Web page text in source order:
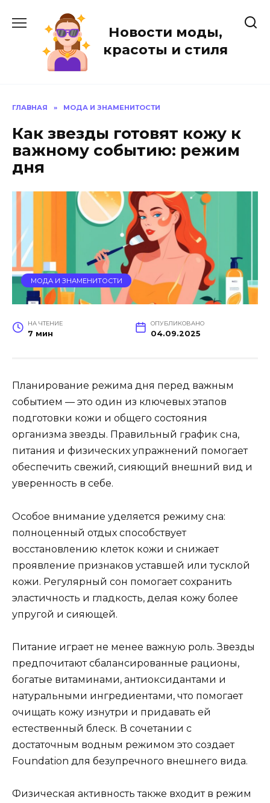
содержанию
Новости моды,
красоты и стиля
ГЛАВНАЯ » МОДА И ЗНАМЕНИТОСТИ
Как звезды готовят кожу к
важному событию: режим
дня
МОДА И ЗНАМЕНИТОСТИ
НА ЧТЕНИЕ
7 мин
ОПУБЛИКОВАНО
04.09.2025
Планирование режима дня перед важным
событием — это один из ключевых этапов
подготовки кожи и общего состояния
организма звезды. Правильный график сна,
питания и физических упражнений помогает
обеспечить свежий, сияющий внешний вид и
уверенность в себе.
Особое внимание уделяется режиму сна:
полноценный отдых способствует
восстановлению клеток кожи и снижает
проявление признаков уставшей или тусклой
кожи. Регулярный сон помогает сохранить
эластичность и гладкость, делая кожу более
упругой и сияющей.
Питание играет не менее важную роль. Звезды
предпочитают сбалансированные рационы,
богатые витаминами, антиоксидантами и
натуральными ингредиентами, что помогает
очищать кожу изнутри и придавать ей
естественный блеск. В сочетании с
достаточным водным режимом это создает
Foundation для безупречного внешнего вида.
Физическая активность также входит в режим